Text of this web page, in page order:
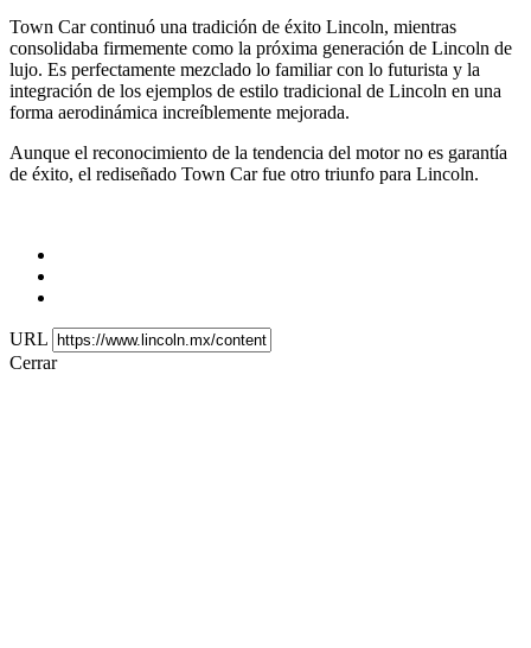
Town Car continuó una tradición de éxito Lincoln, mientras
consolidaba firmemente como la próxima generación de Lincoln de
lujo. Es perfectamente mezclado lo familiar con lo futurista y la
integración de los ejemplos de estilo tradicional de Lincoln en una
forma aerodinámica increíblemente mejorada.
Aunque el reconocimiento de la tendencia del motor no es garantía
de éxito, el rediseñado Town Car fue otro triunfo para Lincoln.
URL
Cerrar